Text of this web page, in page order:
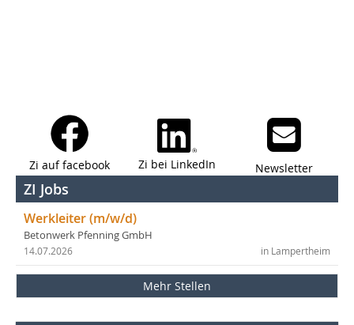
Zi auf facebook Zi bei LinkedIn Newsletter
ZI Jobs
Werkleiter (m/w/d)
Betonwerk Pfenning GmbH
in Lampertheim
14.07.2026
Mehr Stellen